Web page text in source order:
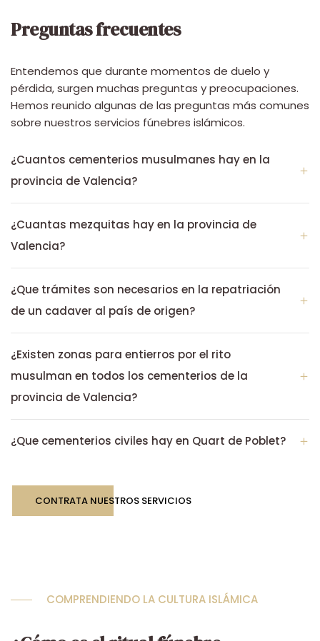
Preguntas frecuentes
Entendemos que durante momentos de duelo y
pérdida, surgen muchas preguntas y preocupaciones.
Hemos reunido algunas de las preguntas más comunes
sobre nuestros servicios fúnebres islámicos.
¿Cuantos cementerios musulmanes hay en la
provincia de Valencia?
¿Cuantas mezquitas hay en la provincia de
Valencia?
¿Que trámites son necesarios en la repatriación
de un cadaver al país de origen?
¿Existen zonas para entierros por el rito
musulman en todos los cementerios de la
provincia de Valencia?
¿Que cementerios civiles hay en Quart de Poblet?
CONTRATA NUESTROS SERVICIOS
COMPRENDIENDO LA CULTURA ISLÁMICA